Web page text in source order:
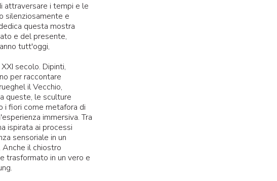
attraversare i tempi e le
silenziosamente e
questa mostra
e del presente,
tutt'oggi,
secolo. Dipinti,
per raccontare
il Vecchio,
queste, le sculture
i fiori come metafora di
immersiva. Tra
ispirata ai processi
sensoriale in un
il chiostro
trasformato in un vero e